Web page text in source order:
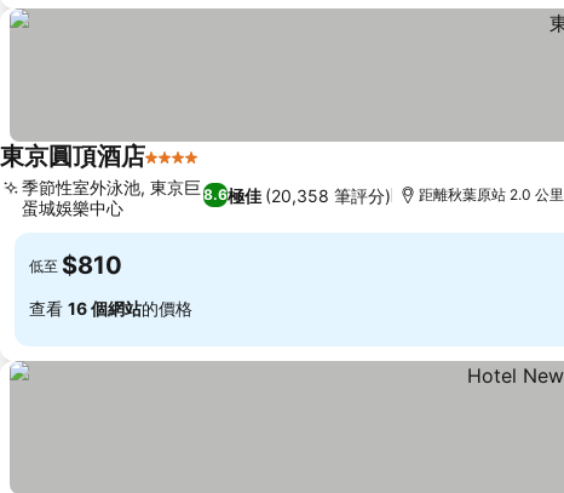
東京圓頂酒店4 星級
8.6極佳 (20,358 筆評分)
季節性室外泳池, 東京巨
蛋城娛樂中心
距離秋葉原站 2.0 公里
低至 $810
查看 16 個網站的價格